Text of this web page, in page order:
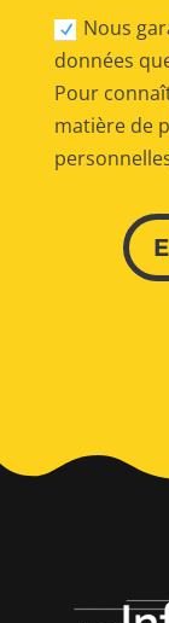
Nous
données
Pour
matière de